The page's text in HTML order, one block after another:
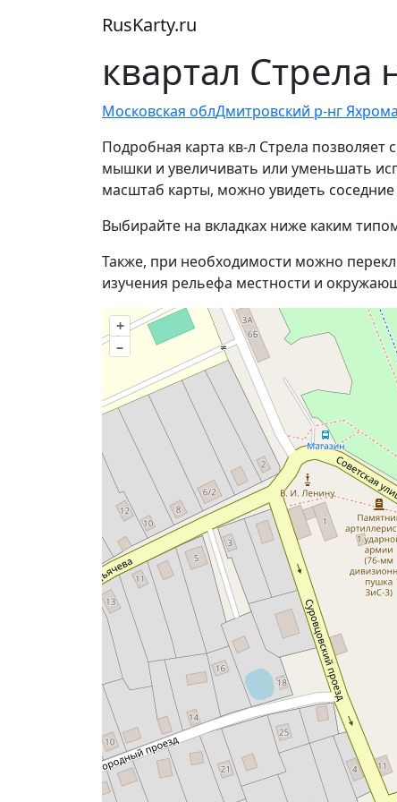
RusKarty.ru
квартал Стрела
Московская облДмитровский р-нг Яхрома
Подробная карта кв-л Стрела
мышки и увеличивать или уменьшать
масштаб карты, можно увидеть
Выбирайте на вкладках ниже каким
Также, при необходимости можно
изучения рельефа местности и
+
–